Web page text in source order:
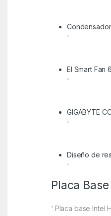
‘
El Smart Fan
‘
GIGABYTE
‘
Diseño de
‘
Placa
‘ Placa base